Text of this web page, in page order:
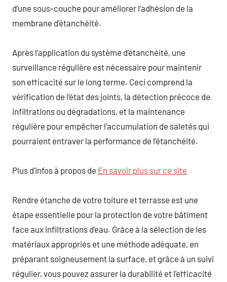
d’une sous-couche pour améliorer l’adhésion de la
membrane d’étanchéité.
Après l’application du système d’étanchéité, une
surveillance régulière est nécessaire pour maintenir
son efficacité sur le long terme. Ceci comprend la
vérification de l’état des joints, la détection précoce de
infiltrations ou dégradations, et la maintenance
régulière pour empêcher l’accumulation de saletés qui
pourraient entraver la performance de l’étanchéité.
Plus d’infos à propos de En savoir plus sur ce site
Rendre étanche de votre toiture et terrasse est une
étape essentielle pour la protection de votre bâtiment
face aux infiltrations d’eau. Grâce à la sélection de les
matériaux appropriés et une méthode adéquate, en
préparant soigneusement la surface, et grâce à un suivi
régulier, vous pouvez assurer la durabilité et l’efficacité